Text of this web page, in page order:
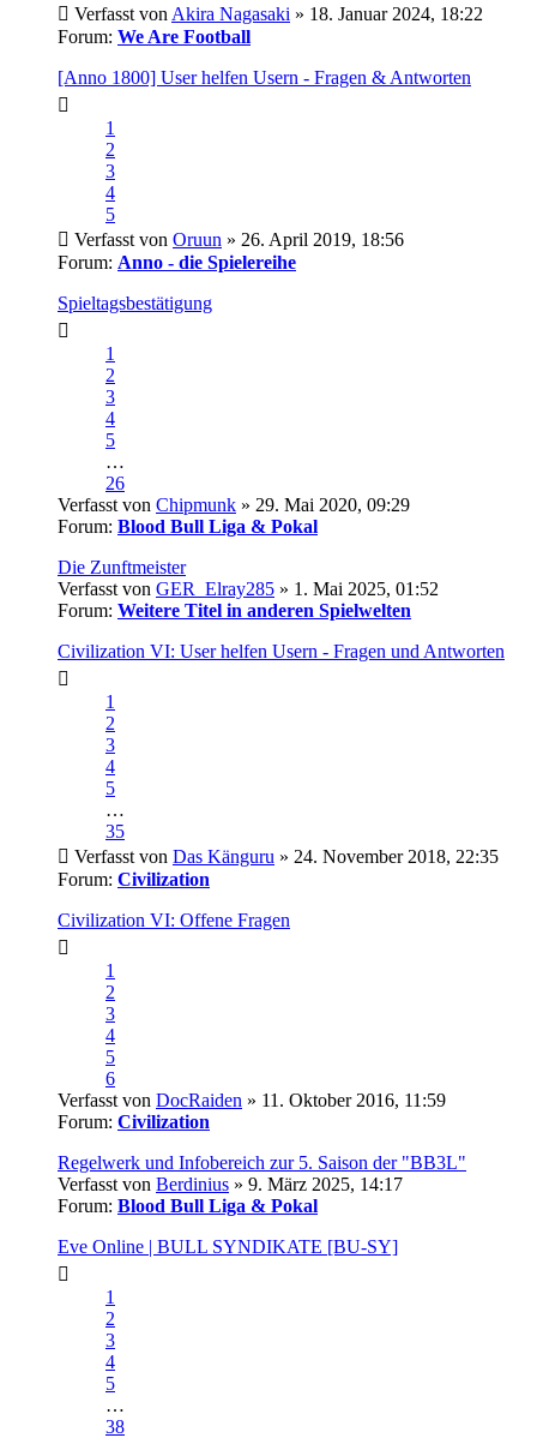
Verfasst von Akira Nagasaki » 18. Januar 2024, 18:22
Forum: We Are Football
[Anno 1800] User helfen Usern - Fragen & Antworten
1
2
3
4
5
Verfasst von Oruun » 26. April 2019, 18:56
Forum: Anno - die Spielereihe
Spieltagsbestätigung
1
2
3
4
5
…
26
Verfasst von Chipmunk » 29. Mai 2020, 09:29
Forum: Blood Bull Liga & Pokal
Die Zunftmeister
Verfasst von GER_Elray285 » 1. Mai 2025, 01:52
Forum: Weitere Titel in anderen Spielwelten
Civilization VI: User helfen Usern - Fragen und Antworten
1
2
3
4
5
…
35
Verfasst von Das Känguru » 24. November 2018, 22:35
Forum: Civilization
Civilization VI: Offene Fragen
1
2
3
4
5
6
Verfasst von DocRaiden » 11. Oktober 2016, 11:59
Forum: Civilization
Regelwerk und Infobereich zur 5. Saison der "BB3L"
Verfasst von Berdinius » 9. März 2025, 14:17
Forum: Blood Bull Liga & Pokal
Eve Online | BULL SYNDIKATE [BU-SY]
1
2
3
4
5
…
38